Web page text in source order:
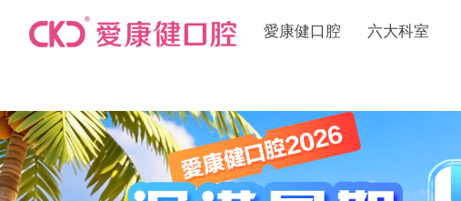
愛康健口腔 六大科室